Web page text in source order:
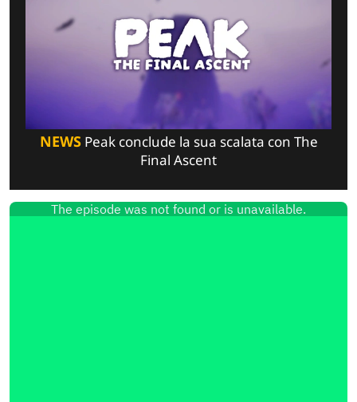
NEWSPeak conclude la sua scalata con The
Final Ascent